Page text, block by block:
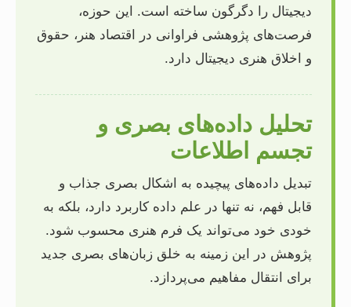
دیجیتال را دگرگون ساخته است. این حوزه،
فرصت‌های پژوهشی فراوانی در اقتصاد هنر، حقوق
و اخلاق هنری دیجیتال دارد.
تحلیل داده‌های بصری و
تجسم اطلاعات
تبدیل داده‌های پیچیده به اشکال بصری جذاب و
قابل فهم، نه تنها در علم داده کاربرد دارد، بلکه به
خودی خود می‌تواند یک فرم هنری محسوب شود.
پژوهش در این زمینه به خلق زبان‌های بصری جدید
برای انتقال مفاهیم می‌پردازد.